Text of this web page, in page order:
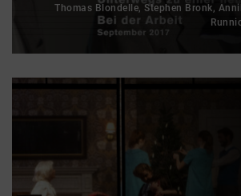
Thomas Blondelle, Stephen Bronk,